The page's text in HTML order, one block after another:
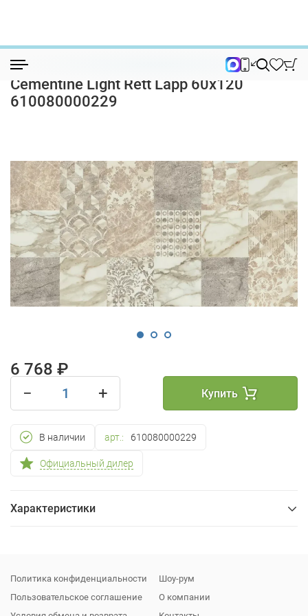
Керамогранит Керамогранит Эмпаер (Empire) Cementin...
Керамогранит Эмпаер (Empire)
Cementine Light Rett Lapp 60x120
610080000229
6 768 ₽
−
+ Купить
В наличии арт.: 610080000229
Официальный дилер
Характеристики
Упаковка
Политика конфиденциальности
Пользовательское соглашение
Шоу-рум
О компании